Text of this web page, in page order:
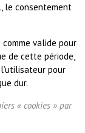
le consentement
valide pour
de cette période,
pour
dur.
« cookies » par